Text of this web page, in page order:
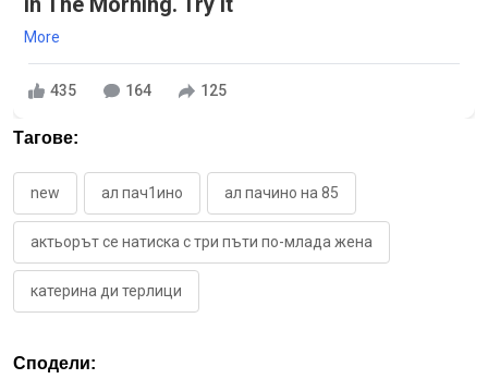
More
435 164 125
Тагове:
new ал пач1ино ал пачино на 85
актьорът се натиска с три пъти по-млада жена
катерина ди терлици
Сподели: